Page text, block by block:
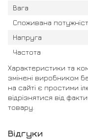
Вага
Споживана
Напруга
Частота
Характеристики та
змінені виробником
на сайті є простими
відрізнятися від
товару.
Відгуки